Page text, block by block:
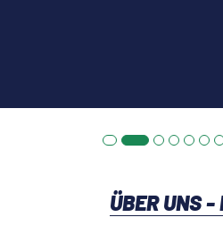
dass die Deutsche Bahn
Auftragsbücher und damit für
ÜBER UNS -